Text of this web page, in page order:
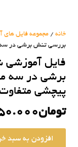
خانه / مجموعه فایل
بررسی تنش برشی در سه
فایل
برشی در سه
پیچشی
تومان
افزودن به سبد